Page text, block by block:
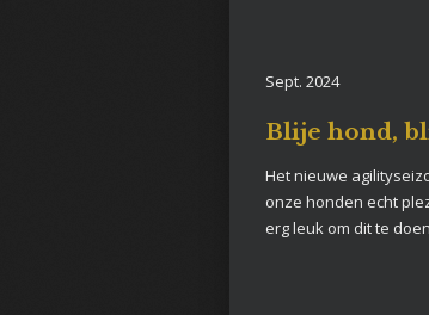
Sept. 2024
Blije hond,
Het nieuwe
onze honden echt
erg leuk om dit te